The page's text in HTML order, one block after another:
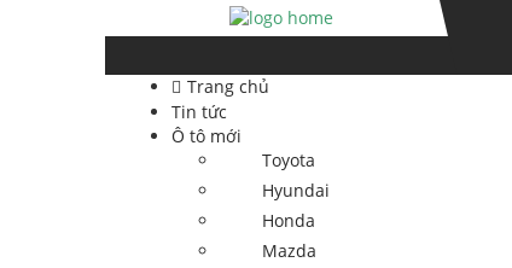
Trang chủ
Tin tức
Ô tô mới
Toyota
Hyundai
Honda
Mazda